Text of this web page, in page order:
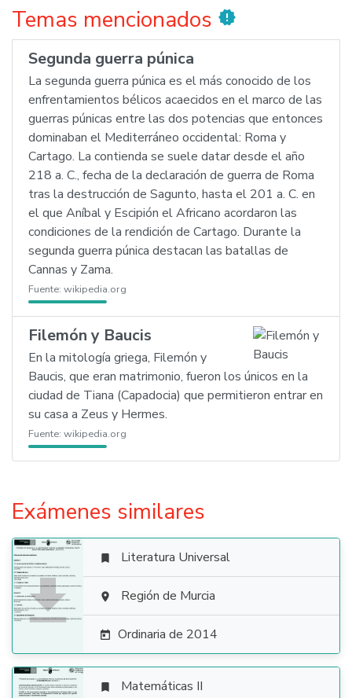
Temas mencionados new_releases
Segunda guerra púnica
La segunda guerra púnica es el más conocido de los
enfrentamientos bélicos acaecidos en el marco de las
guerras púnicas entre las dos potencias que entonces
dominaban el Mediterráneo occidental: Roma y
Cartago. La contienda se suele datar desde el año
218 a. C., fecha de la declaración de guerra de Roma
tras la destrucción de Sagunto, hasta el 201 a. C. en
el que Aníbal y Escipión el Africano acordaron las
condiciones de la rendición de Cartago. Durante la
segunda guerra púnica destacan las batallas de
Cannas y Zama.
Fuente: wikipedia.org
Filemón y Baucis
En la mitología griega, Filemón y
Baucis, que eran matrimonio, fueron los únicos en la
ciudad de Tiana (Capadocia) que permitieron entrar en
su casa a Zeus y Hermes.
Fuente: wikipedia.org
Exámenes similares

 Literatura Universal
 Región de Murcia
 Ordinaria de 2014
 Matemáticas II